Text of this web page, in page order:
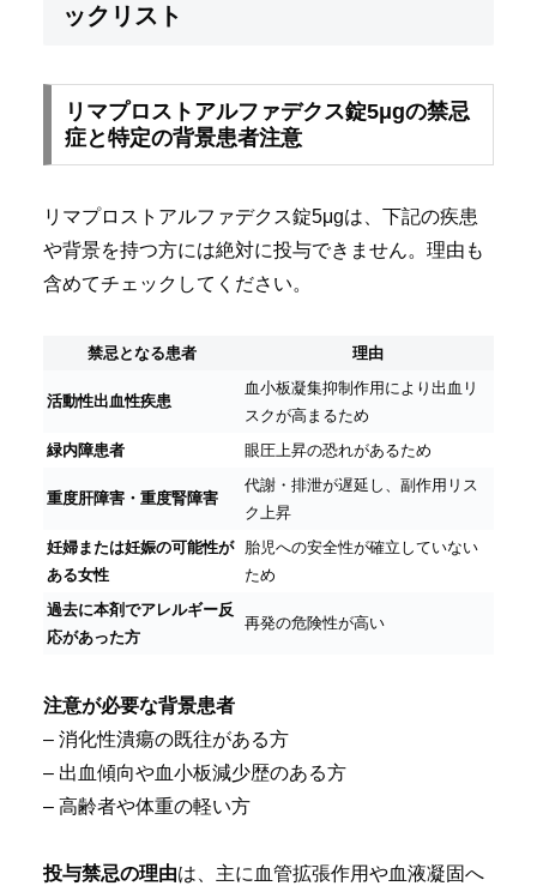
ックリスト
リマプロストアルファデクス錠5μgの禁忌
症と特定の背景患者注意
リマプロストアルファデクス錠5μgは、下記の疾患
や背景を持つ方には絶対に投与できません。理由も
含めてチェックしてください。
禁忌となる患者 理由
活動性出血性疾患
血小板凝集抑制作用により出血リ
スクが高まるため
緑内障患者
眼圧上昇の恐れがあるため
重度肝障害・重度腎障害
代謝・排泄が遅延し、副作用リス
ク上昇
妊婦または妊娠の可能性が
ある女性
胎児への安全性が確立していない
ため
過去に本剤でアレルギー反
応があった方
再発の危険性が高い
注意が必要な背景患者
– 消化性潰瘍の既往がある方
– 出血傾向や血小板減少歴のある方
– 高齢者や体重の軽い方
投与禁忌の理由は、主に血管拡張作用や血液凝固へ